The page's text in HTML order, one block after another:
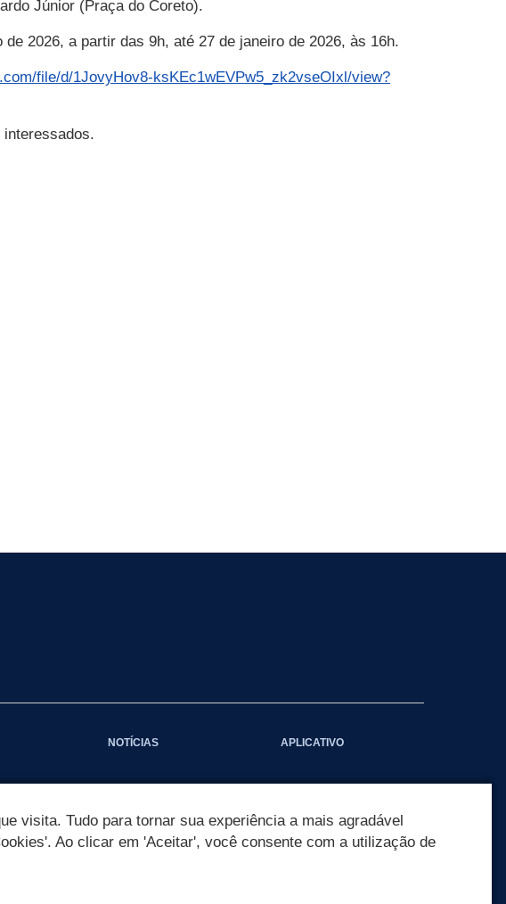
Júnior (Praça do Coreto).
2026, a partir das 9h, até 27 de janeiro de 2026, às 16h.
file/d/1JovyHov8-ksKEc1wEVPw5_zk2vseOIxl/view?
interessados.
NOTÍCIAS APLICATIVO
visita. Tudo para tornar sua experiência a mais agradável
Ao clicar em 'Aceitar', você consente com a utilização de